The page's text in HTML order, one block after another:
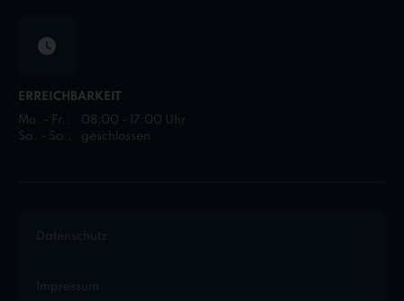
ERREICHBARKEIT
Mo. - Fr.:
08:00 - 17:00 Uhr
Sa. - So.:
geschlossen
Datenschutz
Impressum